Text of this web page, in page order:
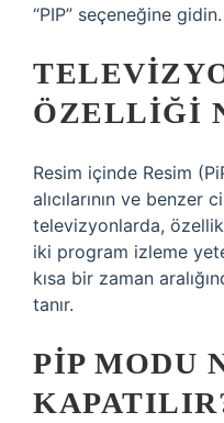
“PIP” seçeneğine gidin.
ÖZELLIĞI
Resim içinde Resim
alıcılarının ve benzer
televizyonlarda,
iki program izleme
kısa bir zaman
tanır.
PIP MODU